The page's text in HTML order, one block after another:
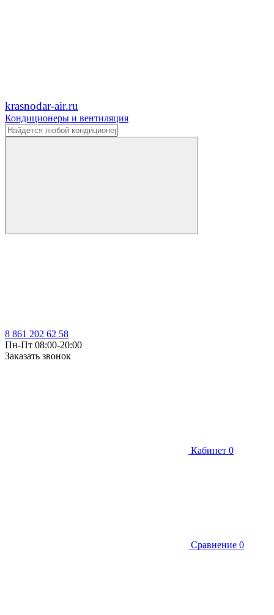
krasnodar-air.ru
Кондиционеры и вентиляция
8 861 202 62 58
Пн-Пт 08:00-20:00
Заказать звонок
Кабинет 0
Сравнение 0